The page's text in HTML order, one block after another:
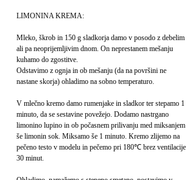
LIMONINA KREMA:
Mleko, škrob in 150 g sladkorja damo v posodo z debelim
ali pa neoprijemljivim dnom. On neprestanem mešanju
kuhamo do zgostitve.
Odstavimo z ognja in ob mešanju (da na površini ne
nastane skorja) ohladimo na sobno temperaturo.
V mlečno kremo damo rumenjake in sladkor ter stepamo 1
minuto, da se sestavine povežejo. Dodamo nastrgano
limonino lupino in ob počasnem prilivanju med miksanjem
še limonin sok. Miksamo še 1 minuto. Kremo zlijemo na
pečeno testo v modelu in pečemo pri 180℃ brez ventilacije
30 minut.